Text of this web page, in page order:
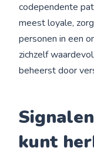
codependente
meest loyale,
personen in een
zichzelf
beheerst door
kunt